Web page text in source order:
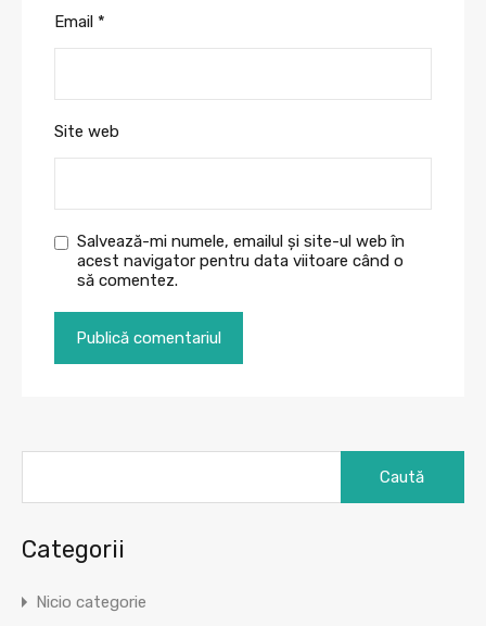
Email *
Site web
Salvează-mi numele, emailul și site-ul web în
acest navigator pentru data viitoare când o
să comentez.
Categorii
Nicio categorie